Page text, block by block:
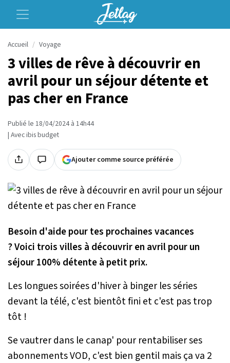
Accueil Voyage
3 villes de rêve à découvrir en
avril pour un séjour détente et
pas cher en France
Publié le 18/04/2024 à 14h44
| Avec ibis budget
Ajouter comme source préférée
Besoin d'aide pour tes prochaines vacances
? Voici trois villes à découvrir en avril pour un
séjour 100% détente à petit prix.
Les longues soirées d'hiver à binger les séries
devant la télé, c'est bientôt fini et c'est pas trop
tôt !
Se vautrer dans le canap' pour rentabiliser ses
abonnements VOD, c'est bien gentil mais ça va 2